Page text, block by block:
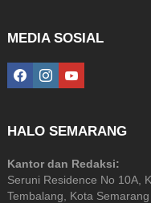
MEDIA SOSIAL
facebookinstagramyoutube
HALO SEMARANG
Kantor dan Redaksi:
Seruni Residence No 10A,
Tembalang, Kota Semarang